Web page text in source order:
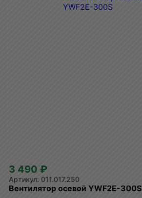
3 490 ₽
011.017.250
Вентилятор осевой YWF2E-300S